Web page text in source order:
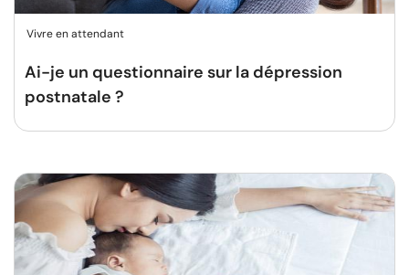
Vivre en attendant
Ai-je un questionnaire sur la dépression
postnatale ?